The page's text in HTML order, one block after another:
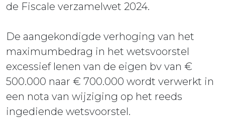
de Fiscale verzamelwet 2024.
De aangekondigde verhoging van het
maximumbedrag in het wetsvoorstel
excessief lenen van de eigen bv van €
500.000 naar € 700.000 wordt verwerkt in
een nota van wijziging op het reeds
ingediende wetsvoorstel.